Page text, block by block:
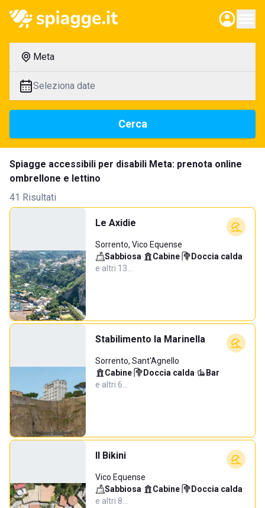
Meta
Seleziona date
Cerca
Spiagge accessibili per disabili Meta: prenota online
ombrellone e lettino
41 Risultati
Le Axidie
Sorrento, Vico Equense
Sabbiosa· Cabine· Doccia calda·
e altri 13…
Stabilimento la Marinella
Sorrento, Sant'Agnello
Cabine· Doccia calda· Bar·
e altri 6…
Il Bikini
Vico Equense
Sabbiosa· Cabine· Doccia calda·
e altri 8…